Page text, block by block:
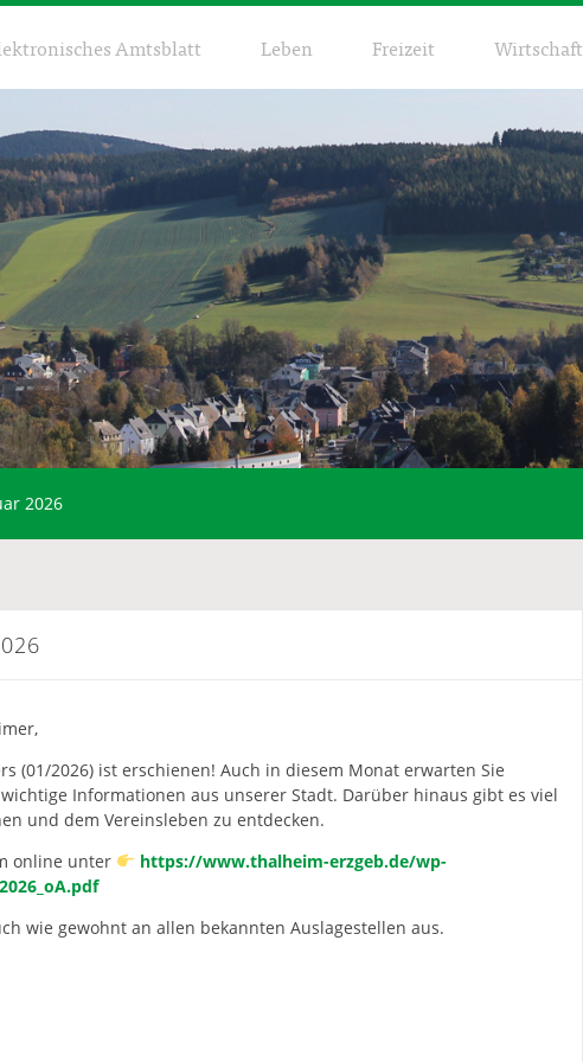
Amtsblatt Leben Freizeit Wirtschaft
2026
(01/2026) ist erschienen! Auch in diesem Monat erwarten Sie
Informationen aus unserer Stadt. Darüber hinaus gibt es viel
und dem Vereinsleben zu entdecken.
online unter
https://www.thalheim-erzgeb.de/wp-
wie gewohnt an allen bekannten Auslagestellen aus.